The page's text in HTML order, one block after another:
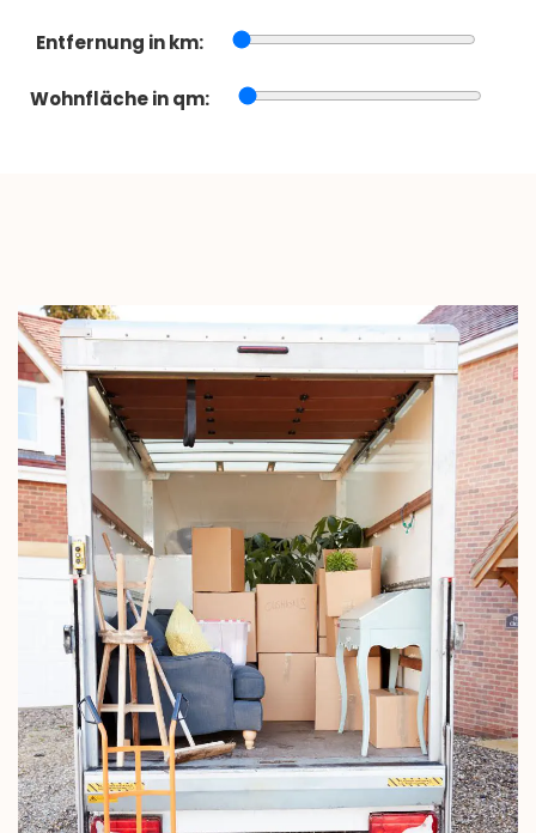
Entfernung in km:
Wohnfläche in qm: